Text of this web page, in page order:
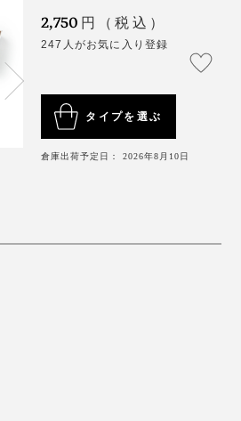
京・名古屋・福岡の「サウナラ
に『OSMIA』が置かれ、サウナー
ます。
心地よさ。サウナの楽しみをまだ
適さを体感してほしい。
シュ・ヴィヒタ」を日本で手に入
きませんが、『OSMIA』でフィン
緒に！
2,750 円（税込）
247人がお気に入り登録
タイプを選ぶ
倉庫出荷予定日： 2026年8月10日